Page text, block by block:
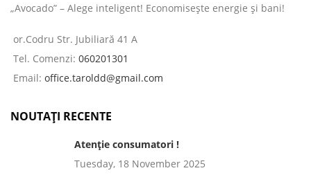
„Avocado” – Alege inteligent! Economisește energie și bani!
or.Codru Str. Jubiliară 41 A
Tel. Comenzi: 060201301
Email: office.taroldd@gmail.com
NOUTAȚI RECENTE
Atenție consumatori !
Tuesday, 18 November 2025